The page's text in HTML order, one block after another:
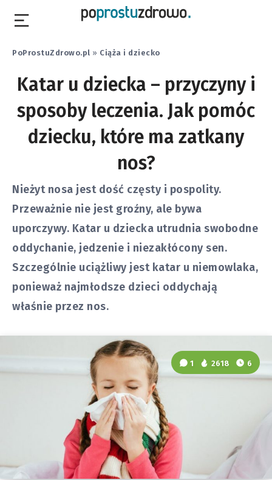
PoProstuZdrowo.pl » Ciąża i dziecko
Katar u dziecka – przyczyny i
sposoby leczenia. Jak pomóc
dziecku, które ma zatkany
nos?
Nieżyt nosa jest dość częsty i pospolity.
Przeważnie nie jest groźny, ale bywa
uporczywy. Katar u dziecka utrudnia swobodne
oddychanie, jedzenie i niezakłócony sen.
Szczególnie uciążliwy jest katar u niemowlaka,
ponieważ najmłodsze dzieci oddychają
właśnie przez nos.
1 2618 6